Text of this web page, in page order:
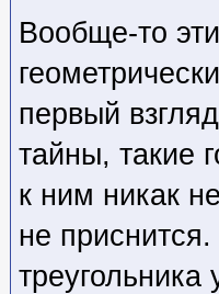
Вообще-то
первый
тайны, такие
к ним никак
не